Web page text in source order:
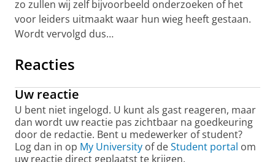
zo zullen wij zelf bijvoorbeeld onderzoeken of het
voor leiders uitmaakt waar hun wieg heeft gestaan.
Wordt vervolgd dus…
Reacties
Uw reactie
U bent niet ingelogd. U kunt als gast reageren, maar
dan wordt uw reactie pas zichtbaar na goedkeuring
door de redactie. Bent u medewerker of student?
Log dan in op My University of deStudent portal om
uw reactie direct geplaatst te krijgen.